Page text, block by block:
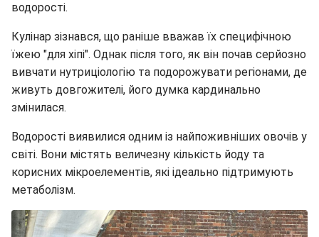
водорості.
Кулінар зізнався, що раніше вважав їх специфічною
їжею "для хіпі". Однак після того, як він почав серйозно
вивчати нутриціологію та подорожувати регіонами, де
живуть довгожителі, його думка кардинально
змінилася.
Водорості виявилися одним із найпоживніших овочів у
світі. Вони містять величезну кількість йоду та
корисних мікроелементів, які ідеально підтримують
метаболізм.